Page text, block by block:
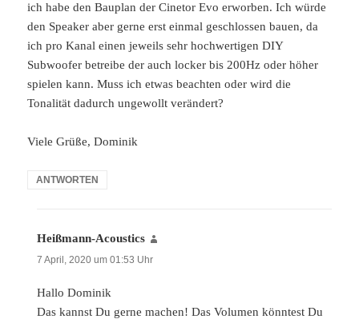
ich habe den Bauplan der Cinetor Evo erworben. Ich würde
den Speaker aber gerne erst einmal geschlossen bauen, da
ich pro Kanal einen jeweils sehr hochwertigen DIY
Subwoofer betreibe der auch locker bis 200Hz oder höher
spielen kann. Muss ich etwas beachten oder wird die
Tonalität dadurch ungewollt verändert?
Viele Grüße, Dominik
ANTWORTEN
Heißmann-Acoustics
7 April, 2020 um 01:53 Uhr
Hallo Dominik
Das kannst Du gerne machen! Das Volumen könntest Du